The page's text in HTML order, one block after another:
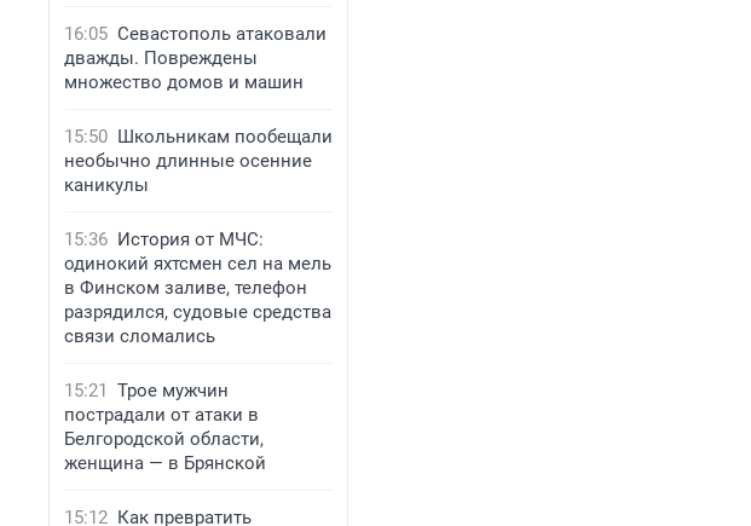
16:05 Севастополь атаковали
дважды. Повреждены
множество домов и машин
15:50 Школьникам пообещали
необычно длинные осенние
каникулы
15:36 История от МЧС:
одинокий яхтсмен сел на мель
в Финском заливе, телефон
разрядился, судовые средства
связи сломались
15:21 Трое мужчин
пострадали от атаки в
Белгородской области,
женщина — в Брянской
15:12 Как превратить